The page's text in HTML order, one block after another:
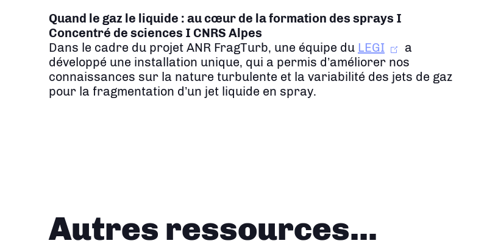
Quand le gaz le liquide : au cœur de la formation des sprays I
Concentré de sciences I CNRS Alpes
Dans le cadre du projet ANR FragTurb, une équipe du LEGI
a
développé une installation unique, qui a permis d’améliorer nos
connaissances sur la nature turbulente et la variabilité des jets de gaz
pour la fragmentation d’un jet liquide en spray.
Autres ressources...